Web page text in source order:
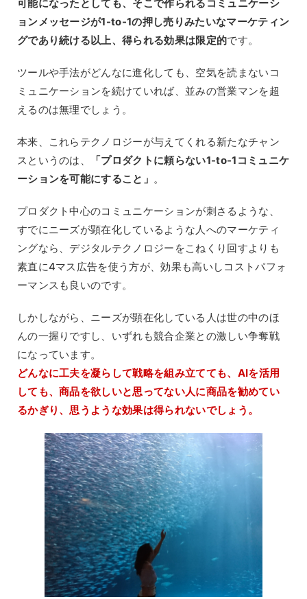
可能になったとしても、そこで作られるコミュニケーシ
ョンメッセージが1-to-1の押し売りみたいなマーケティン
グであり続ける以上、得られる効果は限定的です。
ツールや手法がどんなに進化しても、空気を読まないコ
ミュニケーションを続けていれば、並みの営業マンを超
えるのは無理でしょう。
本来、これらテクノロジーが与えてくれる新たなチャン
スというのは、
「プロダクトに頼らない1-to-1コミュニケ
ーションを可能にすること」 。
プロダクト中心のコミュニケーションが刺さるような、
すでにニーズが顕在化しているような人へのマーケティ
ングなら、デジタルテクノロジーをこねくり回すよりも
素直に4マス広告を使う方が、効果も高いしコストパフォ
ーマンスも良いのです。
しかしながら、ニーズが顕在化している人は世の中のほ
んの一握りですし、いずれも競合企業との激しい争奪戦
になっています。
どんなに工夫を凝らして戦略を組み立てても、AIを活用
しても、商品を欲しいと思ってない人に商品を勧めてい
るかぎり、思うような効果は得られないでしょう。